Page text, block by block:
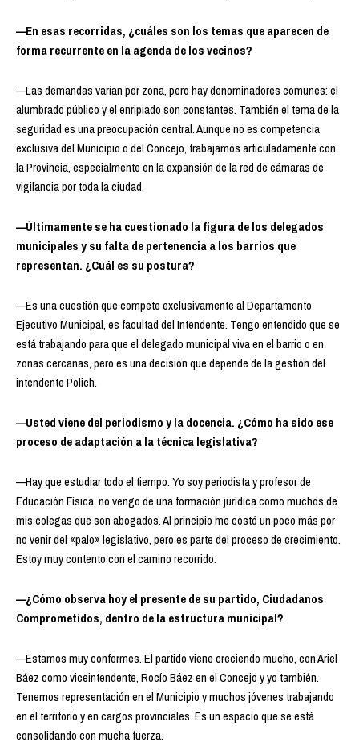
—En esas recorridas, ¿cuáles son los temas que aparecen de
forma recurrente en la agenda de los vecinos?
—Las demandas varían por zona, pero hay denominadores comunes: el
alumbrado público y el enripiado son constantes. También el tema de la
seguridad es una preocupación central. Aunque no es competencia
exclusiva del Municipio o del Concejo, trabajamos articuladamente con
la Provincia, especialmente en la expansión de la red de cámaras de
vigilancia por toda la ciudad.
—Últimamente se ha cuestionado la figura de los delegados
municipales y su falta de pertenencia a los barrios que
representan. ¿Cuál es su postura?
—Es una cuestión que compete exclusivamente al Departamento
Ejecutivo Municipal, es facultad del Intendente. Tengo entendido que se
está trabajando para que el delegado municipal viva en el barrio o en
zonas cercanas, pero es una decisión que depende de la gestión del
intendente Polich.
—Usted viene del periodismo y la docencia. ¿Cómo ha sido ese
proceso de adaptación a la técnica legislativa?
—Hay que estudiar todo el tiempo. Yo soy periodista y profesor de
Educación Física, no vengo de una formación jurídica como muchos de
mis colegas que son abogados. Al principio me costó un poco más por
no venir del «palo» legislativo, pero es parte del proceso de crecimiento.
Estoy muy contento con el camino recorrido.
—¿Cómo observa hoy el presente de su partido, Ciudadanos
Comprometidos, dentro de la estructura municipal?
—Estamos muy conformes. El partido viene creciendo mucho, con Ariel
Báez como viceintendente, Rocío Báez en el Concejo y yo también.
Tenemos representación en el Municipio y muchos jóvenes trabajando
en el territorio y en cargos provinciales. Es un espacio que se está
consolidando con mucha fuerza.